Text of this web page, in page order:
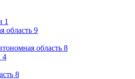
1
область 9
область 8
4
8